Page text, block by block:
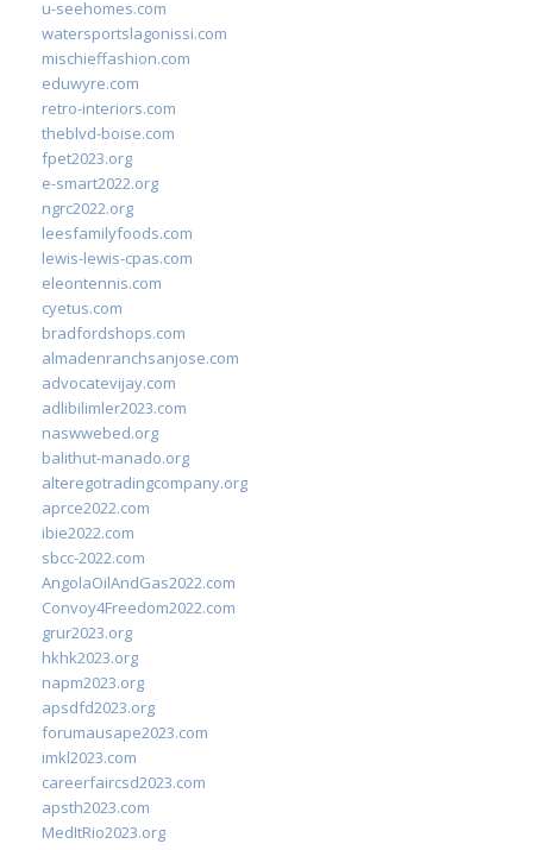
u-seehomes.com
watersportslagonissi.com
mischieffashion.com
eduwyre.com
retro-interiors.com
theblvd-boise.com
fpet2023.org
e-smart2022.org
ngrc2022.org
leesfamilyfoods.com
lewis-lewis-cpas.com
eleontennis.com
cyetus.com
bradfordshops.com
almadenranchsanjose.com
advocatevijay.com
adlibilimler2023.com
naswwebed.org
balithut-manado.org
alteregotradingcompany.org
aprce2022.com
ibie2022.com
sbcc-2022.com
AngolaOilAndGas2022.com
Convoy4Freedom2022.com
grur2023.org
hkhk2023.org
napm2023.org
apsdfd2023.org
forumausape2023.com
imkl2023.com
careerfaircsd2023.com
apsth2023.com
MedItRio2023.org